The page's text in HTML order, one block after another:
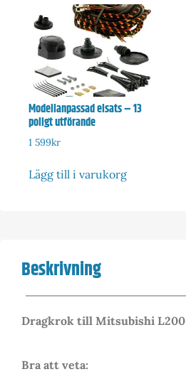
Modellanpassad elsats – 13
poligt utförande
1 599kr
Lägg till i varukorg
Beskrivning
Dragkrok till Mitsubishi L200
Bra att veta: